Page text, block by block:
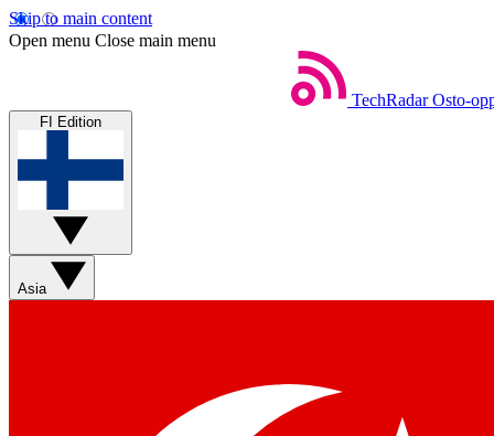
Skip to main content
Open menu Close main menu
TechRadar Osto-
FI Edition
Asia